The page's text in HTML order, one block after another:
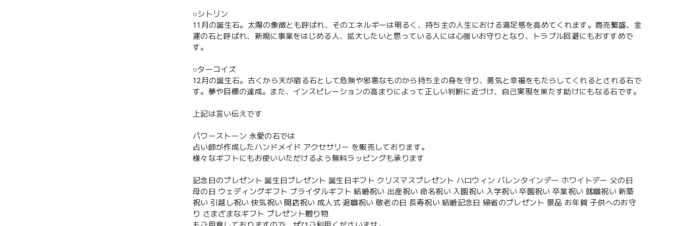
○シトリン
11月の誕生石。太陽の象徴とも呼ばれ、そのエネルギーは明るく、持ち主の人生における満足感を高めてくれます。商売繁盛、金
運の石と呼ばれ、新規に事業をはじめる人、拡大したいと思っている人には心強いお守りとなり、トラブル回避にもおすすめで
す。
○ターコイズ
12月の誕生石。古くから天が宿る石として危険や邪悪なものから持ち主の身を守り、勇気と幸福をもたらしてくれるとされる石で
す。夢や目標の達成。また、インスピレーションの高まりによって正しい判断に近づけ、自己実現を果たす助けにもなる石です。
上記は言い伝えです
パワーストーン 永愛の石では
占い師が作成したハンドメイド アクセサリー を販売しております。
様々なギフトにもお使いいただけるよう無料ラッピングも承ります
記念日のプレゼント 誕生日プレゼント 誕生日ギフト クリスマスプレゼント ハロウィン バレンタインデー ホワイトデー 父の日
母の日 ウェディングギフト ブライダルギフト 結婚祝い 出産祝い 命名祝い 入園祝い 入学祝い 卒園祝い 卒業祝い 就職祝い 新築
祝い 引越し祝い 快気祝い 開店祝い 成人式 退職祝い 敬老の日 長寿祝い 結婚記念日 帰省のプレゼント 景品 お年賀 子供へのお守
り さまざまなギフト プレゼント贈り物